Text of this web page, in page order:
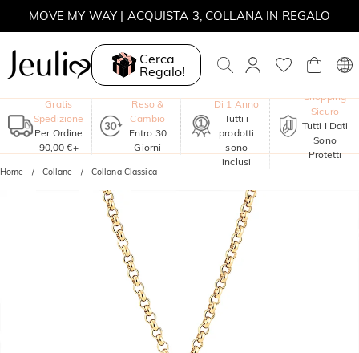
MOVE MY WAY | ACQUISTA 3, COLLANA IN REGALO
Cerca
Regalo!
Gratis
Spedizione
Per Ordine
90,00 €+
Reso &
Cambio
Entro 30
Giorni
Di 1 Anno
Tutti i
prodotti
sono
inclusi
Shopping
Sicuro
Tutti I Dati
Sono
Protetti
Home Collane Collana Classica